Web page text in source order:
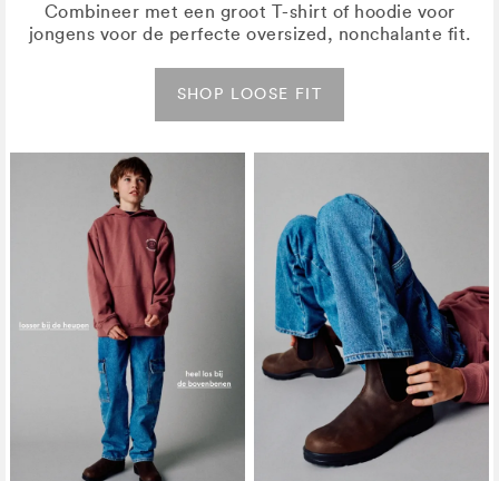
Combineer met een groot T-shirt of hoodie voor
jongens voor de perfecte oversized, nonchalante fit.
SHOP LOOSE FIT